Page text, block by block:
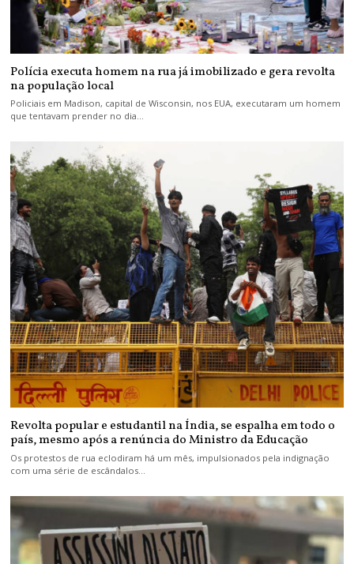
Polícia executa homem na rua já imobilizado e gera revolta
na população local
Policiais em Madison, capital de Wisconsin, nos EUA, executaram um homem
que tentavam prender no dia…
Revolta popular e estudantil na Índia, se espalha em todo o
país, mesmo após a renúncia do Ministro da Educação
Os protestos de rua eclodiram há um mês, impulsionados pela indignação
com uma série de escândalos…